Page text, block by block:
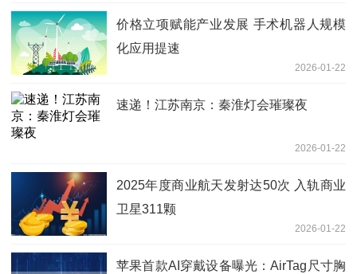
价格立项赋能产业发展 手术机器人规模
化应用提速
2026-01-22
速递！江苏南京：秦淮灯会璀璨夜
2026-01-22
2025年度商业航天发射达50次 入轨商业
卫星311颗
2026-01-22
苹果首款AI穿戴设备曝光：AirTag尺寸胸